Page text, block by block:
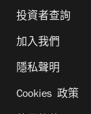
投資者查詢
加入我們
隱私聲明
Cookies 政策